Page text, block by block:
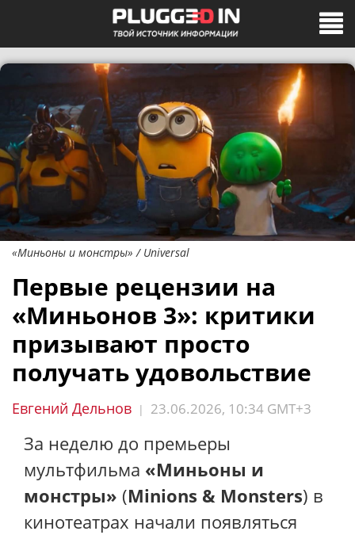
«Миньоны и монстры» / Universal
Первые рецензии на
«Миньонов 3»: критики
призывают просто
получать удовольствие
Евгений Дельнов | 23.06.2026, 10:34 GMT+3
За неделю до премьеры
мультфильма «Миньоны и
монстры» (Minions & Monsters) в
кинотеатрах начали появляться